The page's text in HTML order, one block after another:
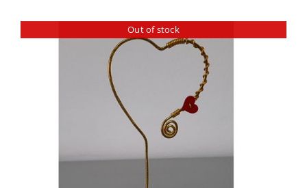
Out of stock